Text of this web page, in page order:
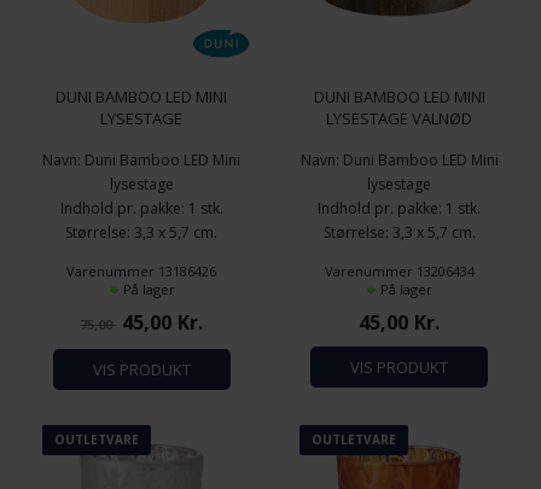
DUNI BAMBOO LED MINI
LYSESTAGE
Navn: Duni Bamboo LED Mini
lysestage
Indhold pr. pakke: 1 stk.
Størrelse: 3,3 x 5,7 cm.
Materiale: Bambus
Varenummer 13186426
På lager
75,00 45,00 Kr.
VIS PRODUKT
DUNI BAMBOO LED MINI
LYSESTAGE VALNØD
Navn: Duni Bamboo LED Mini
lysestage
Indhold pr. pakke: 1 stk.
Størrelse: 3,3 x 5,7 cm.
Materiale: Bambus
Varenummer 13206434
På lager
45,00 Kr.
VIS PRODUKT
OUTLETVARE OUTLETVARE